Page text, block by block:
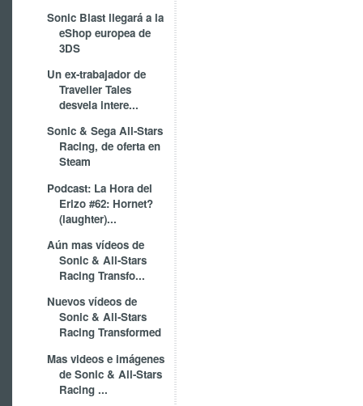
Sonic Blast llegará a la
eShop europea de
3DS
Un ex-trabajador de
Traveller Tales
desvela intere...
Sonic & Sega All-Stars
Racing, de oferta en
Steam
Podcast: La Hora del
Erizo #62: Hornet?
(laughter)...
Aún mas vídeos de
Sonic & All-Stars
Racing Transfo...
Nuevos vídeos de
Sonic & All-Stars
Racing Transformed
Mas videos e imágenes
de Sonic & All-Stars
Racing ...